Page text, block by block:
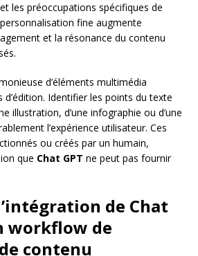
les préoccupations spécifiques de
fine augmente
et la résonance du contenu
d’éléments multimédia
Identifier les points du texte
illustration, d’une infographie ou d’une
l’expérience utilisateur. Ces
ou créés par un humain,
que Chat GPT ne peut pas fournir
de Chat
workflow de
contenu